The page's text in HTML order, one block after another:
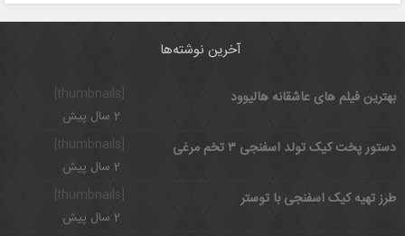
آخرین نوشته‌ها
بهترین فیلم های عاشقانه هالیوود
2 سال پیش
[thumbnails]
دستور پخت کیک تولد اسفنجی ۳ تخم مرغی
2 سال پیش
طرز تهیه کیک اسفنجی با توستر
2 سال پیش